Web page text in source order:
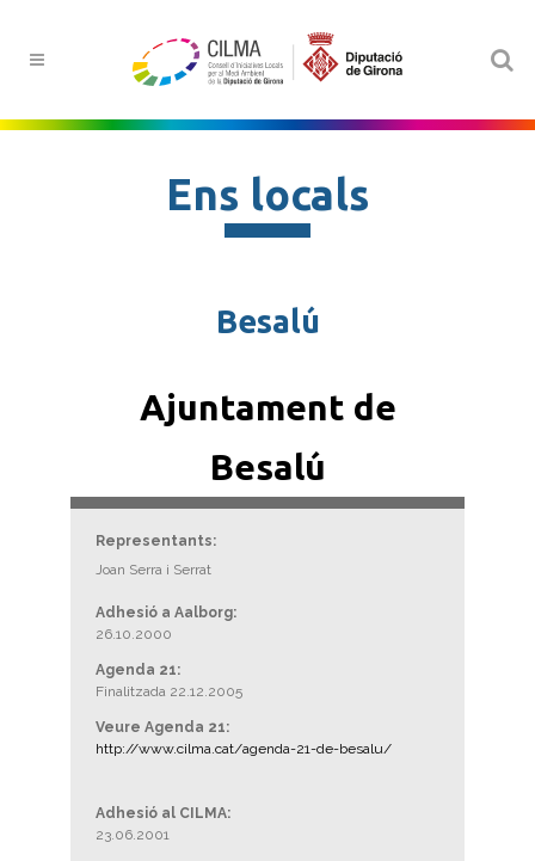
Ens locals
Besalú
Ajuntament de
Besalú
Representants:
Joan Serra i Serrat
Adhesió a Aalborg:
26.10.2000
Agenda 21:
Finalitzada 22.12.2005
Veure Agenda 21:
http://www.cilma.cat/agenda-21-de-besalu/
Adhesió al CILMA:
23.06.2001